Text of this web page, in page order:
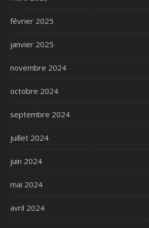
février 2025
janvier 2025
novembre 2024
octobre 2024
septembre 2024
juillet 2024
juin 2024
mai 2024
avril 2024